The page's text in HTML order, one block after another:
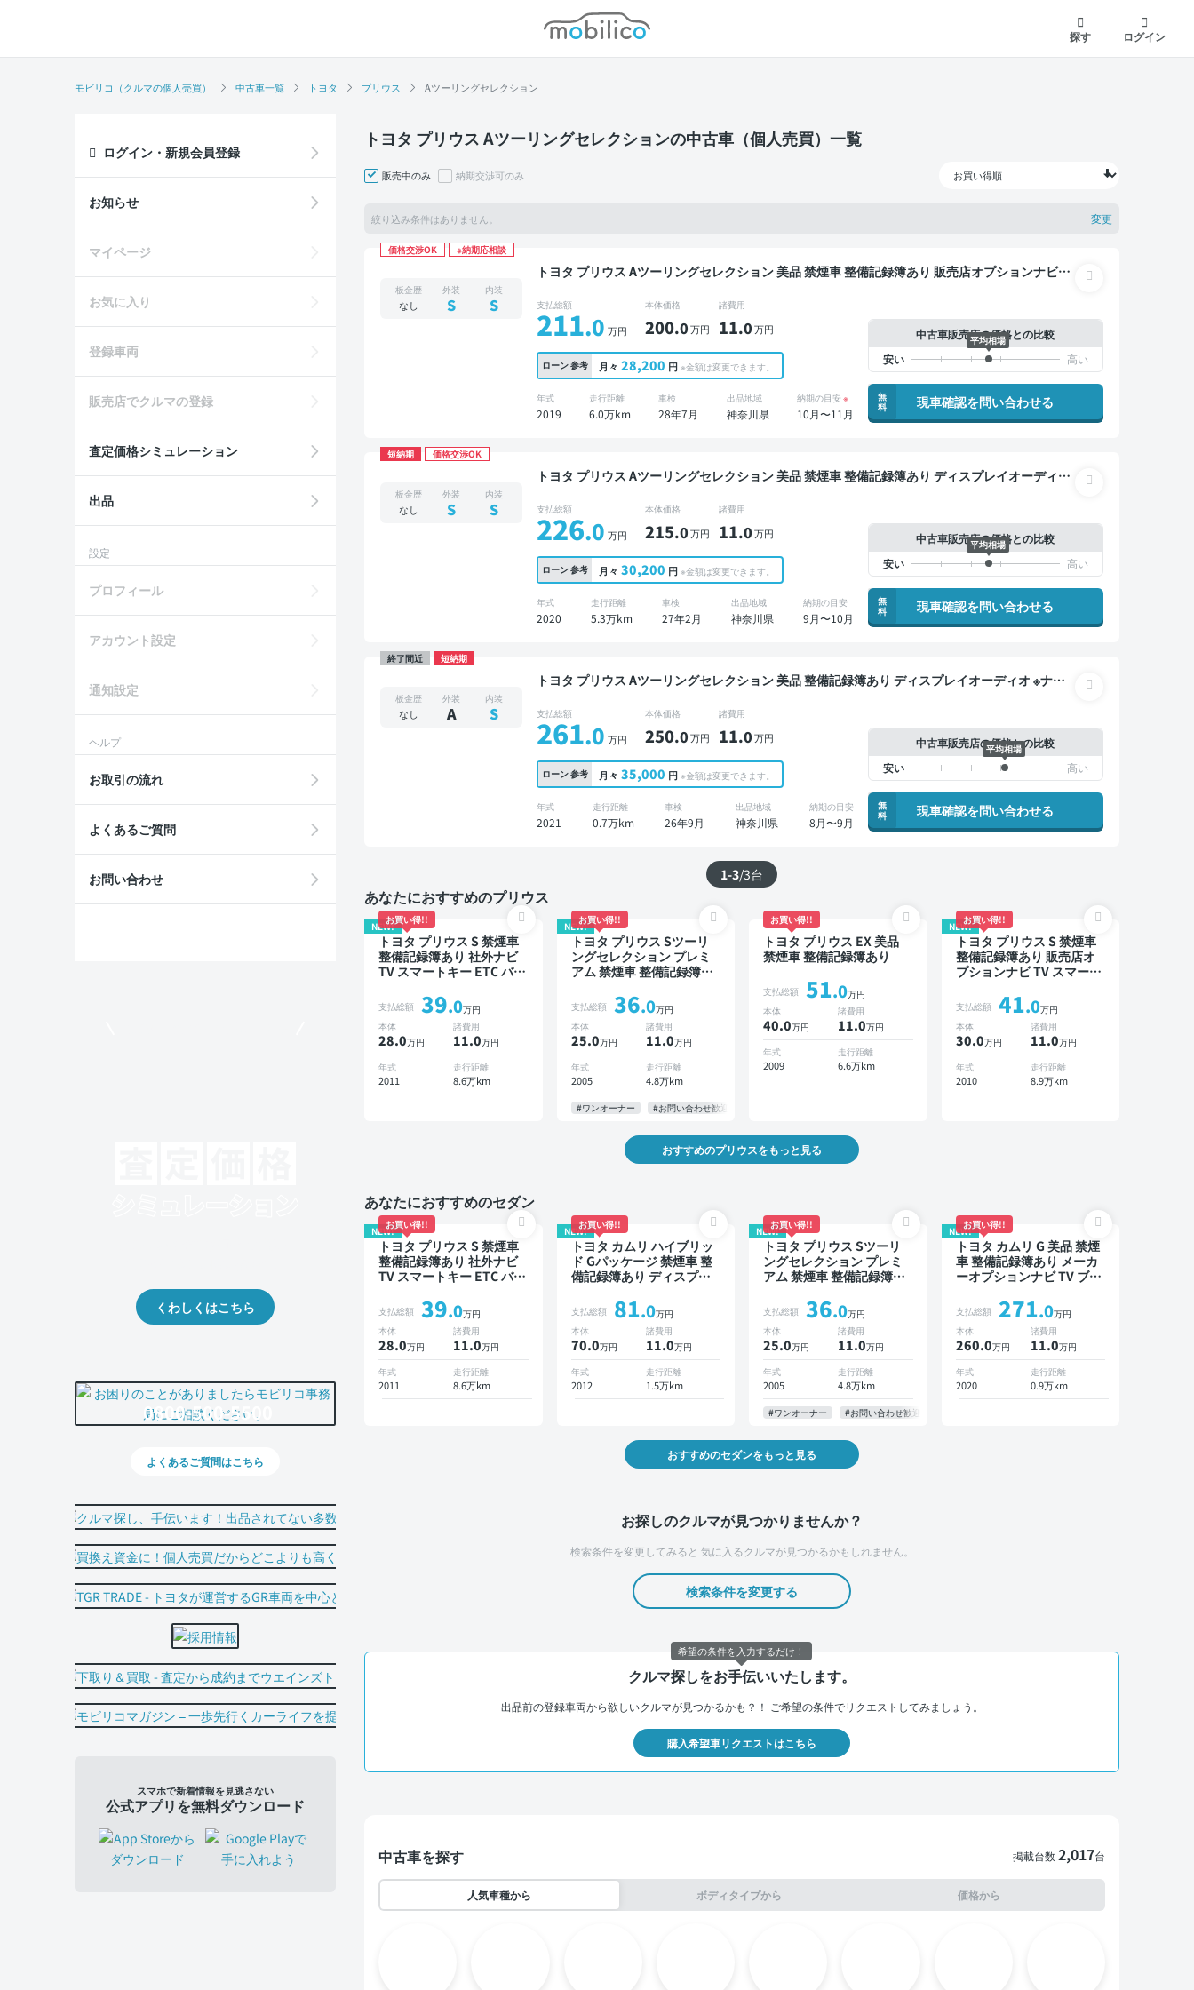
モビリコ
探す
ログイン
モビリコ（クルマの個人売買） 中古車一覧 トヨタ プリウス Aツーリングセレクション
トヨタ プリウス Aツーリングセレクションの中古車（個人売買）一覧
販売中のみ 納期交渉可のみ
絞り込み条件はありません。 変更
価格交渉OK ※納期応相談
トヨタ プリウス Aツーリングセレクション 美品 禁煙車 整備記録簿あり 販売店オプションナビ
コーダー 衝突軽減
板金歴
なし
外装
S
内装
S 支払総額
211.0 万円
本体価格
200.0万円
諸費用
11.0万円
ローン参考 月々 28,200 円 ※金額は変更できます。
年式
2019
走行距離
6.0万km
車検
28年7月
出品地域
神奈川県
納期の目安 ※
10月〜11月
中古車販売店の価格との比較
平均相場
無
料
現車確認を問い合わせる
短納期 価格交渉OK
トヨタ プリウス Aツーリングセレクション 美品 禁煙車 整備記録簿あり ディスプレイオーディオ
ター 全方位カメラ ドライブレコーダー 衝突軽減
板金歴
なし
外装
S
内装
S 支払総額
226.0 万円
本体価格
215.0万円
諸費用
11.0万円
ローン参考 月々 30,200 円 ※金額は変更できます。
年式
2020
走行距離
5.3万km
車検
27年2月
出品地域
神奈川県
納期の目安
9月〜10月
中古車販売店の価格との比較
平均相場
無
料
現車確認を問い合わせる
終了間近 短納期
トヨタ プリウス Aツーリングセレクション 美品 整備記録簿あり ディスプレイオーディオ ※ナビ
ドライブレコーダー 衝突軽減
板金歴
なし
外装
A
内装
S 支払総額
261.0 万円
本体価格
250.0万円
諸費用
11.0万円
ローン参考 月々 35,000 円 ※金額は変更できます。
年式
2021
走行距離
0.7万km
車検
26年9月
出品地域
神奈川県
納期の目安
8月〜9月
中古車販売店の価格との比較
平均相場
無
料
現車確認を問い合わせる
1-3/3台
あなたにおすすめのプリウス
NEW!
お買い得!!
トヨタ プリウス S 禁煙車
整備記録簿あり 社外ナビ
TV スマートキー ETC バッ
ーダー
支払総額 39.0万円
本体
28.0万円
諸費用
11.0万円
年式
2011
走行距離
8.6万km
NEW!
お買い得!!
トヨタ プリウス Sツーリ
ングセレクション プレミ
アム 禁煙車 整備記録簿あ
オ TV スマートキー ETC
バックモニター
支払総額 36.0万円
本体
25.0万円
諸費用
11.0万円
年式
2005
走行距離
4.8万km
#ワンオーナー #お問い合わせ歓迎
お買い得!!
トヨタ プリウス EX 美品
禁煙車 整備記録簿あり
支払総額 51.0万円
本体
40.0万円
諸費用
11.0万円
年式
2009
走行距離
6.6万km
NEW!
お買い得!!
トヨタ プリウス S 禁煙車
整備記録簿あり 販売店オ
プションナビ TV スマート
支払総額 41.0万円
本体
30.0万円
諸費用
11.0万円
年式
2010
走行距離
8.9万km
おすすめのプリウスをもっと見る
あなたにおすすめのセダン
NEW!
お買い得!!
トヨタ プリウス S 禁煙車
整備記録簿あり 社外ナビ
TV スマートキー ETC バッ
ーダー
支払総額 39.0万円
本体
28.0万円
諸費用
11.0万円
年式
2011
走行距離
8.6万km
NEW!
お買い得!!
トヨタ カムリ ハイブリッ
ド Gパッケージ 禁煙車 整
備記録簿あり ディスプレ
あり TV スマートキー ETC
バックモニター ドライブ
レコーダー
支払総額 81.0万円
本体
70.0万円
諸費用
11.0万円
年式
2012
走行距離
1.5万km
NEW!
お買い得!!
トヨタ プリウス Sツーリ
ングセレクション プレミ
アム 禁煙車 整備記録簿あ
オ TV スマートキー ETC
バックモニター
支払総額 36.0万円
本体
25.0万円
諸費用
11.0万円
年式
2005
走行距離
4.8万km
#ワンオーナー #お問い合わせ歓迎
NEW!
お買い得!!
トヨタ カムリ G 美品 禁煙
車 整備記録簿あり メーカ
ーオプションナビ TV ブラ
オートクルーズ スマート
キー ETC バックモニター
ドライブレコーダー 衝突
軽減
支払総額 271.0万円
本体
260.0万円
諸費用
11.0万円
年式
2020
走行距離
0.9万km
おすすめのセダンをもっと見る
お探しのクルマが見つかりませんか？
検索条件を変更してみると 気に入るクルマが見つかるかもしれません。
検索条件を変更する
クルマ探しをお手伝いいたします。
出品前の登録車両から欲しいクルマが見つかるかも？！ ご希望の条件でリクエストしてみましょう。
購入希望車リクエストはこちら
中古車を探す 掲載台数2,017台
人気車種から ボディタイプから 価格から
ログイン・新規会員登録
お知らせ
マイページ
お気に入り
登録車両
販売店でクルマの登録
査定価格シミュレーション
出品
設定
プロフィール
アカウント設定
通知設定
ヘルプ
お取引の流れ
よくあるご質問
お問い合わせ
くわしくはこちら
0800-500-5500
よくあるご質問はこちら
スマホで新着情報を見逃さない
公式アプリを無料ダウンロード
希望の条件を入力するだけ！